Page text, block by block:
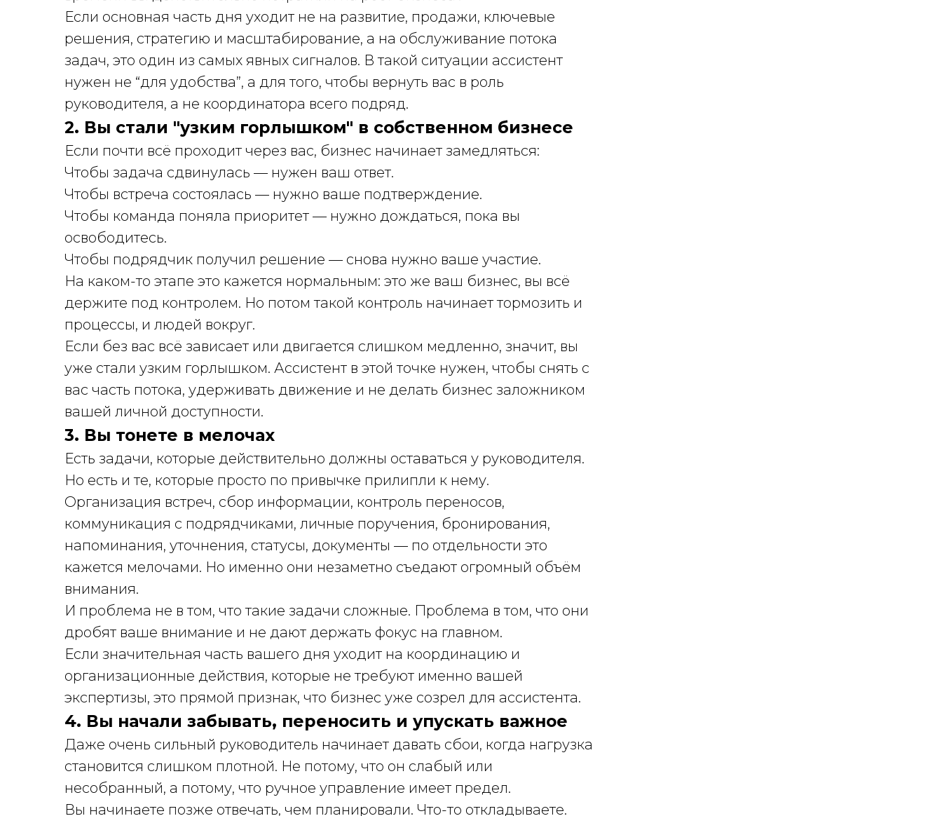
Если основная часть дня уходит не на развитие, продажи, ключевые
решения, стратегию и масштабирование, а на обслуживание потока
задач, это один из самых явных сигналов. В такой ситуации ассистент
нужен не “для удобства”, а для того, чтобы вернуть вас в роль
руководителя, а не координатора всего подряд.
2. Вы стали "узким горлышком" в собственном бизнесе
Если почти всё проходит через вас, бизнес начинает замедляться:
Чтобы задача сдвинулась — нужен ваш ответ.
Чтобы встреча состоялась — нужно ваше подтверждение.
Чтобы команда поняла приоритет — нужно дождаться, пока вы
освободитесь.
Чтобы подрядчик получил решение — снова нужно ваше участие.
На каком-то этапе это кажется нормальным: это же ваш бизнес, вы всё
держите под контролем. Но потом такой контроль начинает тормозить и
процессы, и людей вокруг.
Если без вас всё зависает или двигается слишком медленно, значит, вы
уже стали узким горлышком. Ассистент в этой точке нужен, чтобы снять с
вас часть потока, удерживать движение и не делать бизнес заложником
вашей личной доступности.
3. Вы тонете в мелочах
Есть задачи, которые действительно должны оставаться у руководителя.
Но есть и те, которые просто по привычке прилипли к нему.
Организация встреч, сбор информации, контроль переносов,
коммуникация с подрядчиками, личные поручения, бронирования,
напоминания, уточнения, статусы, документы — по отдельности это
кажется мелочами. Но именно они незаметно съедают огромный объём
внимания.
И проблема не в том, что такие задачи сложные. Проблема в том, что они
дробят ваше внимание и не дают держать фокус на главном.
Если значительная часть вашего дня уходит на координацию и
организационные действия, которые не требуют именно вашей
экспертизы, это прямой признак, что бизнес уже созрел для ассистента.
4. Вы начали забывать, переносить и упускать важное
Даже очень сильный руководитель начинает давать сбои, когда нагрузка
становится слишком плотной. Не потому, что он слабый или
несобранный, а потому, что ручное управление имеет предел.
Вы начинаете позже отвечать, чем планировали. Что-то откладываете.